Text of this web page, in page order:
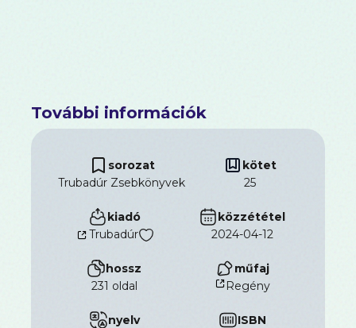
További információk
sorozat
Trubadúr Zsebkönyvek
kötet
25
kiadó
Trubadúr
közzététel
2024-04-12
hossz
231 oldal
műfaj
Regény
nyelv
ISBN